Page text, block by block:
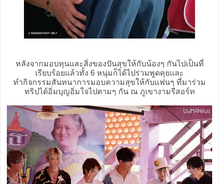
หลังจากมอบทุนและสิ่งของปันสุขให้กับน้องๆ กันไปเป็นที่
เรียบร้อยแล้วทั้ง 6 หนุ่มก็ได้ไปร่วมพูดคุยและ
ทำกิจกรรมสันทนาการมอบความสุขให้กับแฟนๆ ที่มาร่วม
ทริปได้อิ่มบุญอิ่มใจไปตามๆ กัน ณ ภูเขางามรีสอร์ท